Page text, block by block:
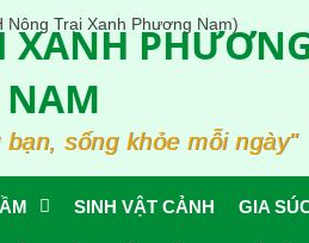
XANH
NAM
sống khỏe mỗi ngày"
SINH VẬT CẢNH GIA